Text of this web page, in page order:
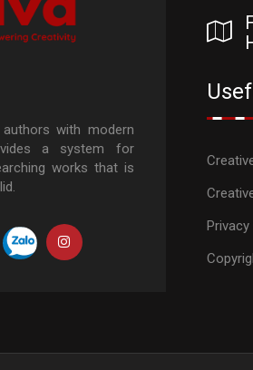
with modern
a system for
works that is
Privacy